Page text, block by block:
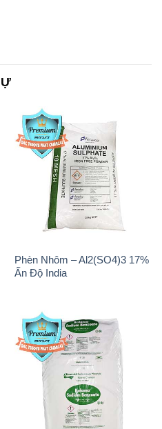
Phèn Nhôm – Al2(SO4)3 17%
Ấn Độ India
Sodium Benzoate – Mốc Bột
Kalama Food Grade Mỹ Usa